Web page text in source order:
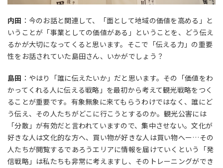
内田 ：今のお話と関連して、「面として地域の価値を高める」と
いうことが「事業としての価値がある」ということを、どう伝え
るかが大切になってくると思います。そこで「伝える力」の重要
性をお話されていた島田さん、いかがでしょう？
島田 ：やはり「誰に伝えたいか」だと思います。その「価値をわ
かってくれる人に伝える戦略」を最初から考えて観光戦略をつく
ることが重要です。有象無象に来てもらうわけではなく、誰にど
う伝え、その人たちがどこに行こうとするのか。観光公害には
「分散」が有効だと言われていますので、集中させない。文化が
好きな人は文化的な方へ、買い物が好きな人は買い物へー…その
人たちが閲覧するであろうエリアに情報を届けていくという「発
信戦略」は私たちも非常に考えますし、そのトレーニングができ